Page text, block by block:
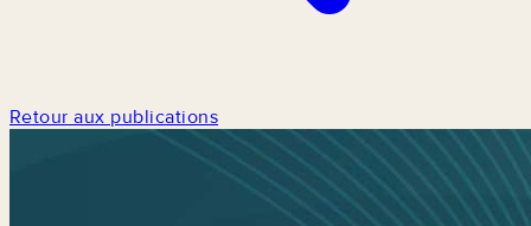
Retour aux publications